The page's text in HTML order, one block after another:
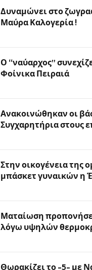
Δυναμώνει στο
Μαύρα Καλογερία !
Ο “ναύαρχος”
Φοίνικα Πειραιά
Ανακοινώθηκαν οι
Συγχαρητήρια στους
Στην οικογένεια της
μπάσκετ γυναικών η
Ματαίωση
λόγω υψηλών
Θωρακίζει το -5- με